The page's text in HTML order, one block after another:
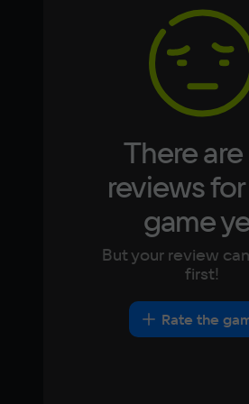
Video card
Integrated graphics
Japanese
There
reviews
game
But your review
first!
Rate the